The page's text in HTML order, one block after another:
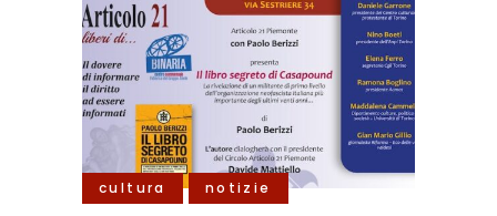
cultura notizie